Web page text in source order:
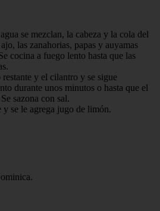
se mezclan, la cabeza y la cola del
las zanahorias, papas y auyamas
cocina a fuego lento hasta que las
restante y el cilantro y se sigue
durante unos minutos o hasta que el
sazona con sal.
y se le agrega jugo de limón.